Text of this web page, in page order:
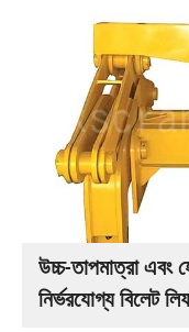
উচ্চ-তাপমাত্রা এবং
নির্ভরযোগ্য বিলেট